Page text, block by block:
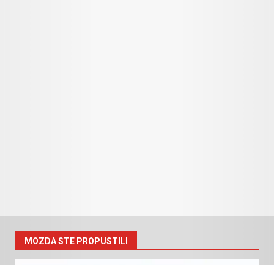
MOZDA STE PROPUSTILI